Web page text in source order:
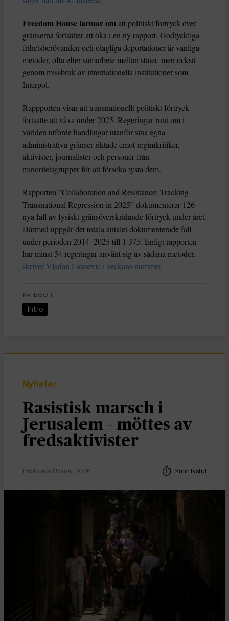
Freedom House larmar omatt politiskt förtryck över
gränserna fortsätter att öka i en ny rapport. Godtyckliga
frihetsberövanden och olagliga deportationer är vanliga
metoder, ofta efter samarbete mellan stater, men också
genom missbruk av internationella institutioner som
Interpol.
Rappporten visar att transnationellt politiskt förtryck
fortsatte att växa under 2025. Regeringar runt om i
världen utförde handlingar utanför sina egna
administrativa gränser riktade emot regimkritiker,
aktivister, journalister och personer från
minoritetsgrupper för att försöka tysta dem.
Rapporten ”Collaboration and Resistance: Tracking
Transnational Repression in 2025” dokumenterar 126
nya fall av fysiskt gränsöverskridande förtryck under året.
Därmed uppgår det totala antalet dokumenterade fall
under perioden 2014–2025 till 1 375. Enligt rapporten
har minst 54 regeringar använt sig av sådana metoder,
skriver Vladan Lausevic i veckans nummer.
KATEGORI
Intro
Nyheter
Rasistisk marsch i
Jerusalem – möttes av
fredsaktivister
Publicerad 15 maj, 2026 2 min lästid